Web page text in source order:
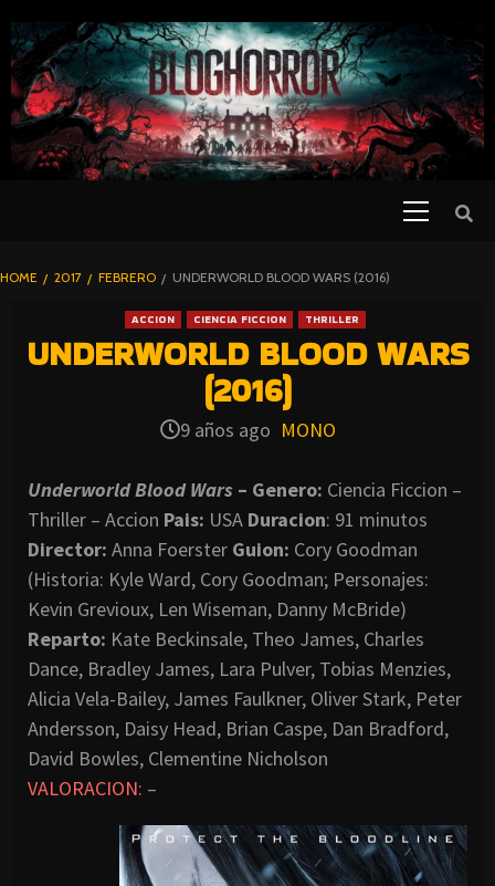
TO
CONTENT
BLOGHORROR
HOME 2017 FEBRERO UNDERWORLD BLOOD WARS (2016)
ACCION CIENCIA FICCION THRILLER
UNDERWORLD BLOOD WARS
(2016)
9 años ago MONO
Underworld Blood Wars – Genero: Ciencia Ficcion –
Thriller – Accion Pais: USA Duracion: 91 minutos
Director: Anna Foerster Guion: Cory Goodman
(Historia: Kyle Ward, Cory Goodman; Personajes:
Kevin Grevioux, Len Wiseman, Danny McBride)
Reparto: Kate Beckinsale, Theo James, Charles
Dance, Bradley James, Lara Pulver, Tobias Menzies,
Alicia Vela-Bailey, James Faulkner, Oliver Stark, Peter
Andersson, Daisy Head, Brian Caspe, Dan Bradford,
David Bowles, Clementine Nicholson
VALORACION: –